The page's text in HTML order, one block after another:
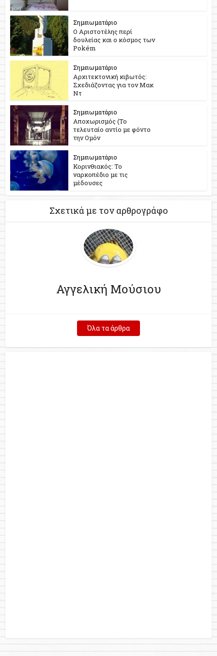
Σημειωματάριο
Ο Αριστοτέλης περί
δουλείας και ο κόσμος των
Pokém
Σημειωματάριο
Αρχιτεκτονική κιβωτός:
Σχεδιάζοντας για τον Μακ
Ντ
Σημειωματάριο
Αποχωρισμός (Το
τελευταίο αντίο με φόντο
την Ομόν
Σημειωματάριο
Κορινθιακός: Το
ναρκοπέδιο με τις
μέδουσες
Σχετικά με τον αρθρογράφο
Αγγελική Μούσιου
Όλα τα άρθρα